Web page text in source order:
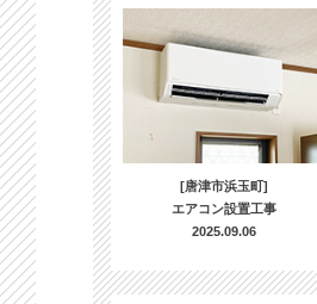
[唐津市浜玉町]
エアコン設置工事
2025.09.06